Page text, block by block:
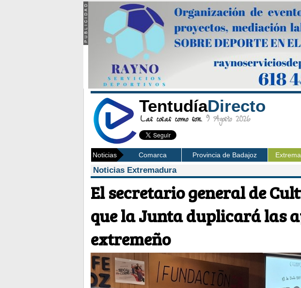
TentudíaDirecto
Las cosas como son. 9 Agosto 2026
Noticias Comarca Provincia de Badajoz
Noticias Extremadura
El secretario general de
que la Junta duplicará las
extremeño